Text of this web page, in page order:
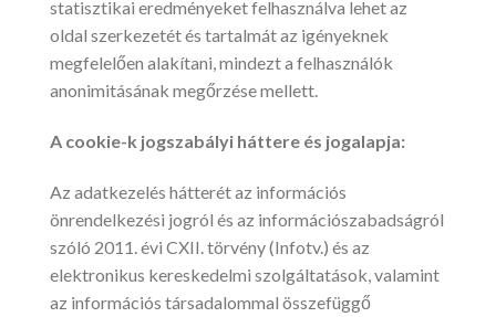
statisztikai eredményeket felhasználva lehet az
oldal szerkezetét és tartalmát az igényeknek
megfelelően alakítani, mindezt a felhasználók
anonimitásának megőrzése mellett.
A cookie-k jogszabályi háttere és jogalapja:
Az adatkezelés hátterét az információs
önrendelkezési jogról és az információszabadságról
szóló 2011. évi CXII. törvény (Infotv.) és az
elektronikus kereskedelmi szolgáltatások, valamint
az információs társadalommal összefüggő